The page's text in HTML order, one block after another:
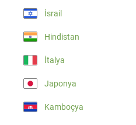
İsrail
Hindistan
İtalya
Japonya
Kamboçya